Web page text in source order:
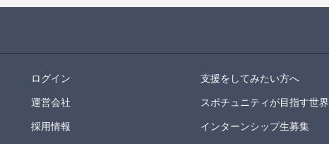
ログイン 支援をしてみたい方へ
運営会社 スポチュニティが目指す世界
採用情報 インターンシップ生募集